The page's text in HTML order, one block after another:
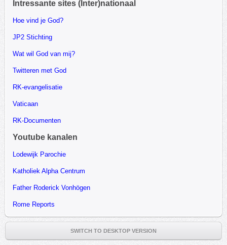
Intressante sites (Inter)nationaal
Hoe vind je God?
JP2 Stichting
Wat wil God van mij?
Twitteren met God
RK-evangelisatie
Vaticaan
RK-Documenten
Youtube kanalen
Lodewijk Parochie
Katholiek Alpha Centrum
Father Roderick Vonhögen
Rome Reports
SWITCH TO DESKTOP VERSION